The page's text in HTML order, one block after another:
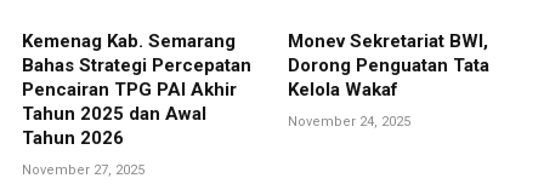
Kemenag Kab. Semarang
Bahas Strategi Percepatan
Pencairan TPG PAI Akhir
Tahun 2025 dan Awal
Tahun 2026
November 27, 2025
Monev Sekretariat BWI,
Dorong Penguatan Tata
Kelola Wakaf
November 24, 2025